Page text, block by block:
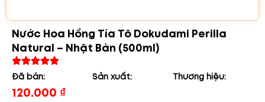
Nước Hoa Hồng Tía Tô Dokudami Perilla
Natural – Nhật Bản (500ml)
Đã bán: Sản xuất: Thương hiệu:
120.000 ₫